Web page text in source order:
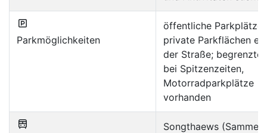
Parkmöglichkeiten
öffentliche Parkplätze
private Parkflächen
der Straße; begrenzte
bei Spitzenzeiten,
Motorradparkplätze
vorhanden
Songthaews